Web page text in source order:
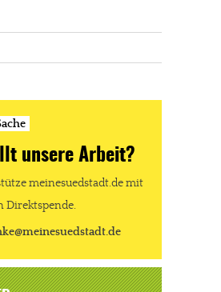
unsere Arbeit?
meinesuedstadt.de mit
Direktspende.